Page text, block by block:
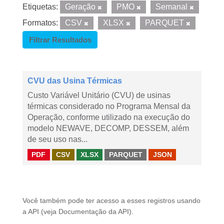
Etiquetas: Geração PMO
Semanal
Formatos:
CSV XLSX
PARQUET
Filtrar Resultados
CVU das Usina Térmicas
Custo Variável Unitário (CVU) de usinas
térmicas considerado no Programa Mensal da
Operação, conforme utilizado na execução do
modelo NEWAVE, DECOMP, DESSEM, além
de seu uso nas...
PDF CSV XLSX PARQUET JSON
Você também pode ter acesso a esses registros usando
a API (veja Documentação da API ).